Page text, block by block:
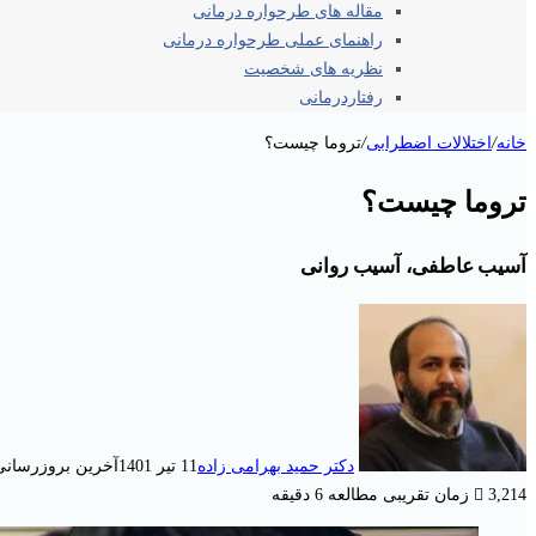
مقاله های طرحواره درمانی
راهنمای عملی طرحواره درمانی
نظریه های شخصیت
رفتاردرمانی
خانه/اختلالات اضطرابی/تروما چیست؟
تروما چیست؟
آسیب عاطفی، آسیب روانی
دکتر حمید بهرامی زاده11 تیر 1401
آخرین بروزرسانی: 11 تیر
3,214
زمان تقریبی مطالعه 6 دقیقه